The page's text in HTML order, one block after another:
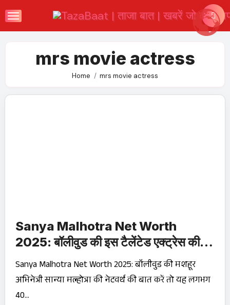
to
mrs movie actress
Home mrs movie actress
Sanya Malhotra Net Worth
2025: बॉलीवुड की इस टैलेंटेड एक्ट्रेस की
40 करोड़ रुपये संपत्ति का राज़!
Sanya Malhotra Net Worth 2025: बॉलीवुड की मशहूर
अभिनेत्री सान्या मल्होत्रा की नेटवर्थ की बात करें तो यह लगभग
40…